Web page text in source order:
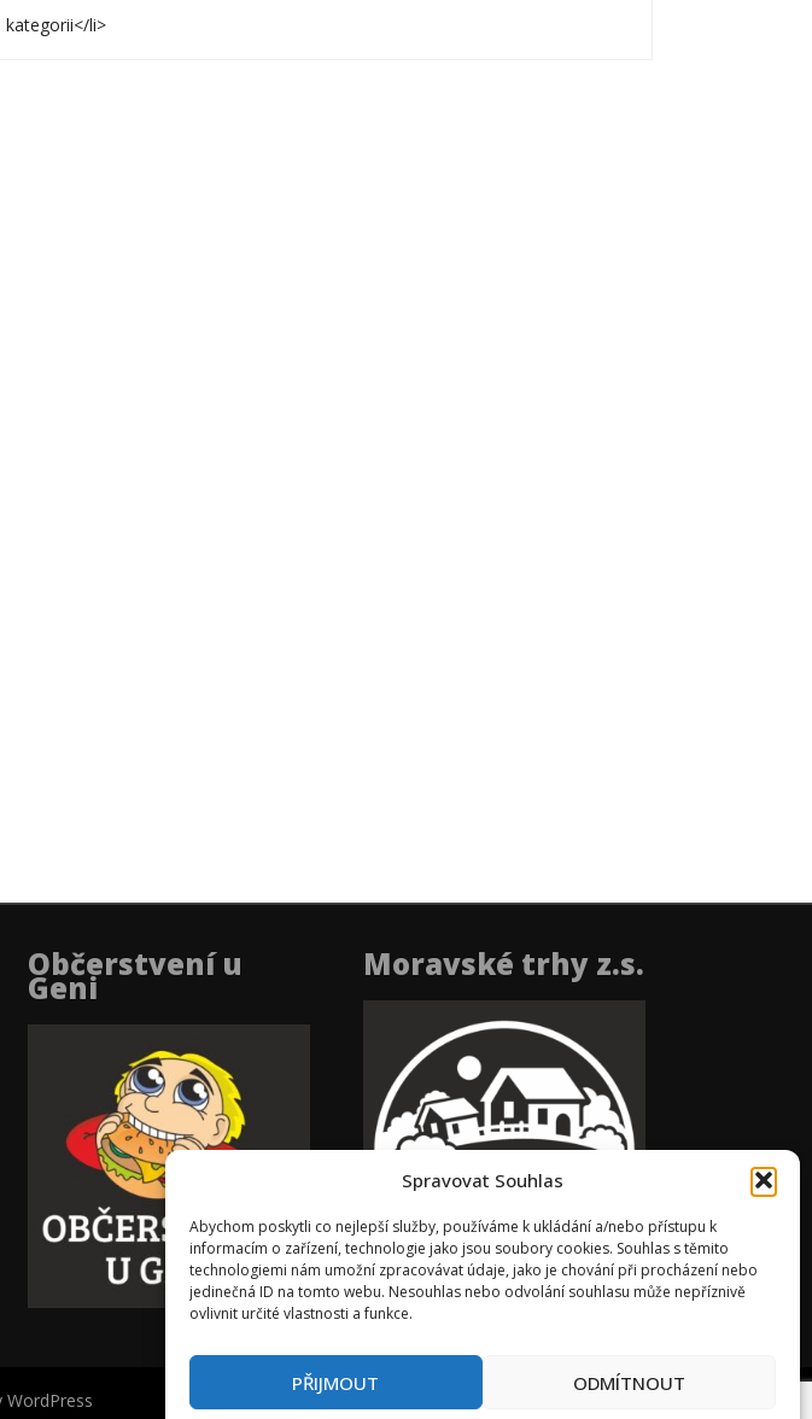
Spravovat Souhlas
Abychom poskytli co nejlepší služby, používáme k ukládání a/nebo přístupu k
informacím o zařízení, technologie jako jsou soubory cookies. Souhlas s těmito
technologiemi nám umožní zpracovávat údaje, jako je chování při procházení nebo
jedinečná ID na tomto webu. Nesouhlas nebo odvolání souhlasu může nepříznivě
ovlivnit určité vlastnosti a funkce.
PŘIJMOUT ODMÍTNOUT
kategorii</li>
Občerstvení u
Geni
Moravské trhy z.s.
WordPress